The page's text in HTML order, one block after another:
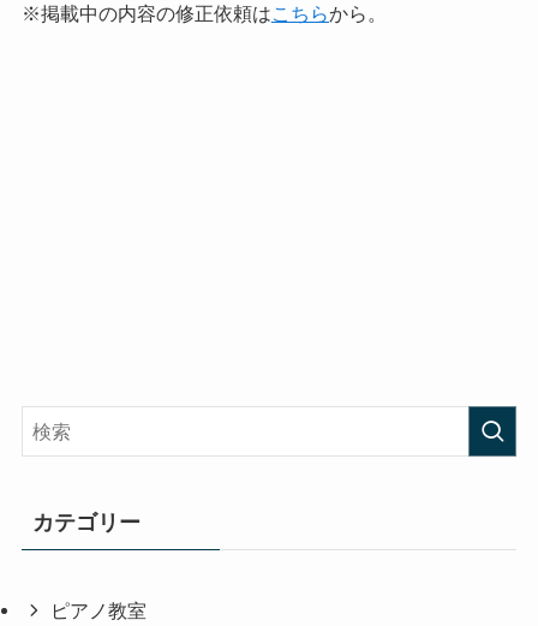
※掲載中の内容の修正依頼はこちらから。
カテゴリー
ピアノ教室